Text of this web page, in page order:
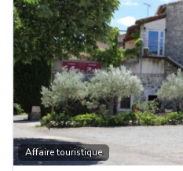
Affaire touristique